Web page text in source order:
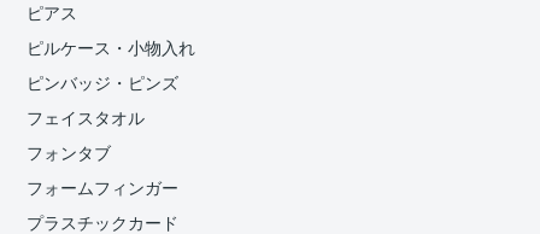
ピアス
ピルケース・小物入れ
ピンバッジ・ピンズ
フェイスタオル
フォンタブ
フォームフィンガー
プラスチックカード